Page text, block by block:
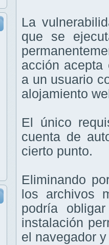
La
que se
acción acepta
a un usuario
alojamiento
El único
cuenta de
cierto punto.
Eliminando
los archivos
podría
instalación
el navegador